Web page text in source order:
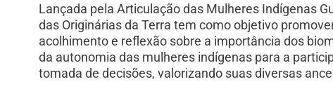
Lançada pela Articulação das Mulheres Indígenas
das Originárias da Terra tem como objetivo
acolhimento e reflexão sobre a importância dos
da autonomia das mulheres indígenas para a
tomada de decisões, valorizando suas diversas